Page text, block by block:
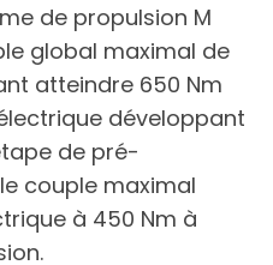
de propulsion M
global maximal de
atteindre 650 Nm
développant
de pré-
couple maximal
à 450 Nm à